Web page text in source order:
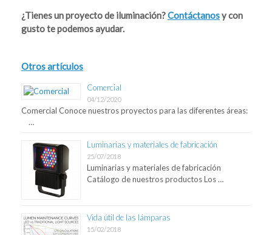
¿Tienes un proyecto de iluminación?Contáctanosy con
gusto te podemos ayudar.
Otros artículos
Comercial
04/12/2020
Comercial Conoce nuestros proyectos para las diferentes áreas:
…
Luminarias y materiales de fabricación
25/07/2018
Luminarias y materiales de fabricación
Catálogo de nuestros productos Los …
Vida útil de las lámparas
15/02/2018